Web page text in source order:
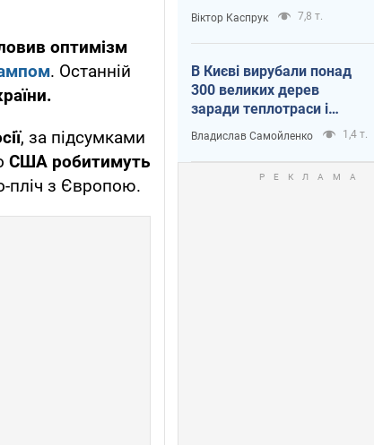
оптимізм
. Останній
, за підсумками
США робитимуть
пліч з Європою.
Віктор Каспрук 7,8 т.
В Києві вирубали понад
300 великих дерев
заради теплотраси і
всупереч Генплану
Владислав Самойленко 1,4 т.